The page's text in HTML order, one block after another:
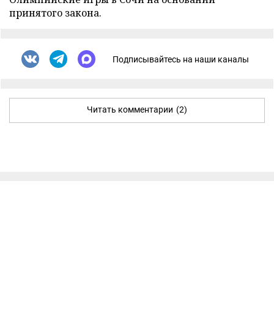
принятого закона.
Подписывайтесь на наши каналы
Читать комментарии (2)